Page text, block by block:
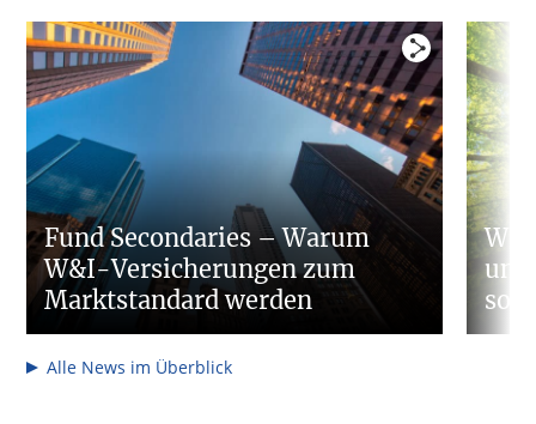
Fund Secondaries – Warum
W&I-Versicherungen zum
Marktstandard werden
so
Alle News im Überblick